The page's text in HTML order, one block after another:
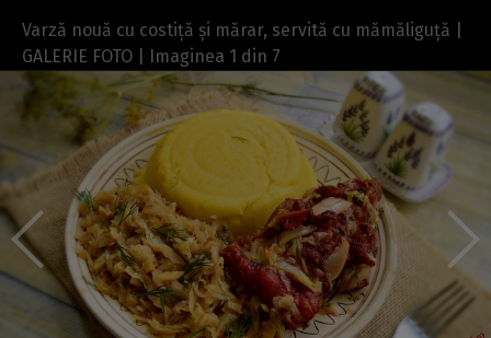
Varză nouă cu costiță și mărar, servită cu mămăliguță |
GALERIE FOTO | Imaginea 1 din 7